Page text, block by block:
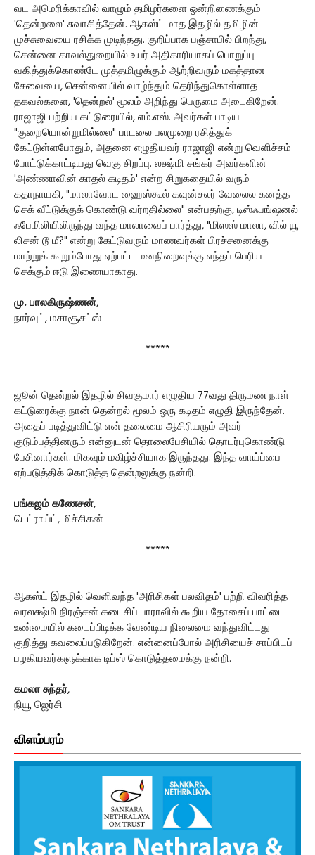
வட அமெரிக்காவில் வாழும் தமிழர்களை ஒன்றிணைக்கும்
'தென்றலை' சுவாசித்தேன். ஆகஸ்ட் மாத இதழில் தமிழின்
முச்சுவையை ரசிக்க முடிந்தது. குறிப்பாக பஞ்சாபில் பிறந்து,
சென்னை காவல்துறையில் உயர் அதிகாரியாகப் பொறுப்பு
வகித்துக்கொண்டே முத்தமிழுக்கும் ஆற்றிவரும் மகத்தான
சேவையை, சென்னையில் வாழ்ந்தும் தெரிந்துகொள்ளாத
தகவல்களை, 'தென்றல்' மூலம் அறிந்து பெருமை அடைகிறேன்.
ராஜாஜி பற்றிய கட்டுரையில், எம்.எஸ். அவர்கள் பாடிய
"குறையொன்றுமில்லை" பாடலை பலமுறை ரசித்துக்
கேட்டுள்ளபோதும், அதனை எழுதியவர் ராஜாஜி என்று வெளிச்சம்
போட்டுக்காட்டியது வெகு சிறப்பு. லக்ஷ்மி சங்கர் அவர்களின்
'அண்ணாவின் காதல் கடிதம்' என்ற சிறுகதையில் வரும்
கதாநாயகி, "மாலாவோட ஹைஸ்கூல் கவுன்சலர் வேலைல கனத்த
செக் வீட்டுக்குக் கொண்டு வர்றதில்லை" என்பதற்கு, டிஸ்ஃபங்ஷனல்
ஃபேமிலியிலிருந்து வந்த மாலாவைப் பார்த்து, "மிஸஸ் மாலா, வில் யூ
லிசன் டூ மீ?" என்று கேட்டுவரும் மாணவர்கள் பிரச்சனைக்கு
மாற்றுக் கூறும்போது ஏற்பட்ட மனநிறைவுக்கு எந்தப் பெரிய
செக்கும் ஈடு இணையாகாது.
மு. பாலகிருஷ்ணன்,
நார்வுட், மசாசூசட்ஸ்
*****
ஜூன் தென்றல் இதழில் சிவகுமார் எழுதிய 77வது திருமண நாள்
கட்டுரைக்கு நான் தென்றல் மூலம் ஒரு கடிதம் எழுதி இருந்தேன்.
அதைப் படித்துவிட்டு என் தலைமை ஆசிரியரும் அவர்
குடும்பத்தினரும் என்னுடன் தொலைபேசியில் தொடர்புகொண்டு
பேசினார்கள். மிகவும் மகிழ்ச்சியாக இருந்தது. இந்த வாய்ப்பை
ஏற்படுத்திக் கொடுத்த தென்றலுக்கு நன்றி.
பங்கஜம் கணேசன்,
டெட்ராய்ட், மிச்சிகன்
*****
ஆகஸ்ட் இதழில் வெளிவந்த 'அரிசிகள் பலவிதம்' பற்றி விவரித்த
வரலக்ஷ்மி நிரஞ்சன் கடைசிப் பாராவில் கூறிய தோசைப் பாட்டை
உண்மையில் கடைப்பிடிக்க வேண்டிய நிலைமை வந்துவிட்டது
குறித்து கவலைப்படுகிறேன். என்னைப்போல் அரிசியைச் சாப்பிடப்
பழகியவர்களுக்காக டிப்ஸ் கொடுத்தமைக்கு நன்றி.
கமலா சுந்தர்,
நியூ ஜெர்சி
விளம்பரம்